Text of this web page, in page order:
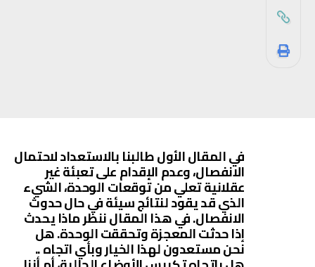
في المقال الأول طالبنا بالاستعداد لاحتمال
الانفصال، وعدم الإقدام على تعبئة غير
عقلانية تعلي من توقعات الوحدة، الشيء
الذي قد يقود لنتائج سيئة في حال حدوث
الانفصال. في هذا المقال ننظر ماذا يحدث
إذا حدثت المعجزة وتحققت الوحدة. هل
نحن مستعدون لهذا الخيار وبأي اتجاه ..